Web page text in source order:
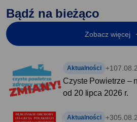
Bądź na bieżąco
Zobacz więcej
Aktualności +1
Czyste Powietrze –
od 20 lipca 2026 r.
Aktualności +3